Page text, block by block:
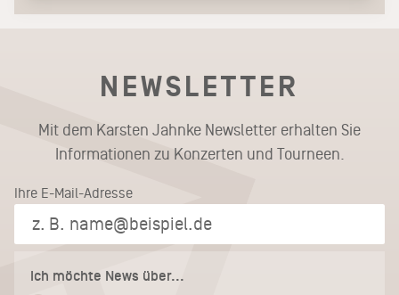
NEWSLETTER
Mit dem Karsten Jahnke Newsletter erhalten Sie
Informationen zu Konzerten und Tourneen.
Ihre E-Mail-Adresse
Ich möchte News über...